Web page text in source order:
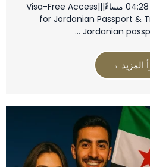
Updated: 26 مايو 2025, 04:28 مساءً|||Visa-Free Access
for Jordanian Passport &
Jordanian
المزيد →